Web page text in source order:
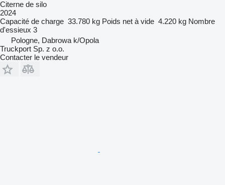
Citerne de silo
2024
Capacité de charge 33.780 kg Poids net à vide 4.220 kg Nombre
d'essieux 3
Pologne, Dabrowa k/Opola
Truckport Sp. z o.o.
Contacter le vendeur